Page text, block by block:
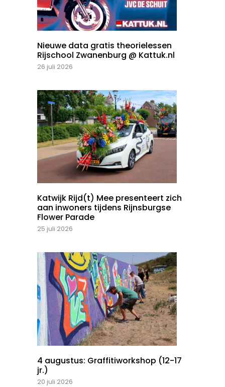
Nieuwe data gratis theorielessen
Rijschool Zwanenburg @ Kattuk.nl
26 juli 2026
Katwijk Rijd(t) Mee presenteert zich
aan inwoners tijdens Rijnsburgse
Flower Parade
25 juli 2026
4 augustus: Graffitiworkshop (12-17
jr.)
20 juli 2026